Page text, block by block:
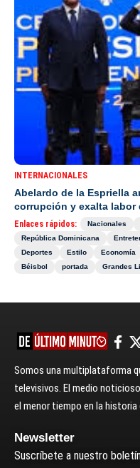
INTERNACIONALES
Abelardo de la Espriella
corrupción y exalta labor
Enlaces rápidos: Nacionales
República Dominicana
Deportes
Estilo Economía
Béisbol
portada Grandes
Somos una multiplataforma
televisivos. El medio
el menor tiempo en la
Newsletter
Suscríbete a nuestro